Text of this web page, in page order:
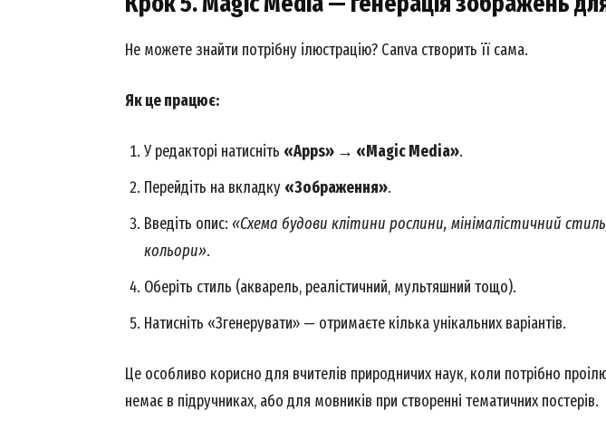
Не можете знайти потрібну ілюстрацію? Canva створить її сама.
Як це працює:
У редакторі натисніть «Apps» → «Magic Media».
Перейдіть на вкладку «Зображення».
Введіть опис: «Схема будови клітини рослини, мінімалістичний
кольори».
Оберіть стиль (акварель, реалістичний, мультяшний тощо).
Натисніть «Згенерувати» — отримаєте кілька унікальних варіантів.
Це особливо корисно для вчителів природничих наук, коли потрібно
немає в підручниках, або для мовників при створенні тематичних постерів.